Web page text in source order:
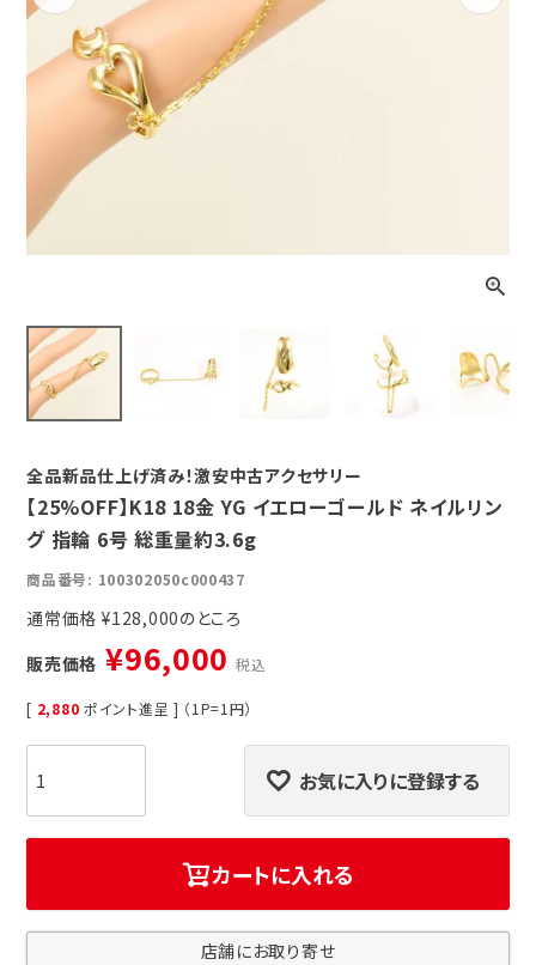
Previous Next
全品新品仕上げ済み！激安中古アクセサリー
【25%OFF】K18 18金 YG イエローゴールド ネイルリン
グ 指輪 6号 総重量約3.6g
商品番号 100302050c000437
通常価格 ¥128,000
販売価格 ¥96,000 税込
[ 2,880 ポイント進呈 ] （1P=1円）
お気に入りに登録する
カートに入れる
店舗にお取り寄せ